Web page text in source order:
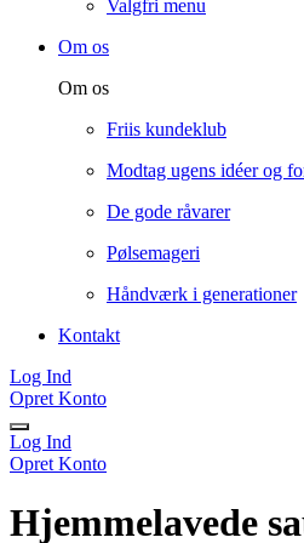
Valgfri menu
Om os
Om os
Friis kundeklub
Modtag ugens idéer og
De gode råvarer
Pølsemageri
Håndværk i generationer
Kontakt
Log Ind
Opret Konto
Log Ind
Opret Konto
Hjemmelavede